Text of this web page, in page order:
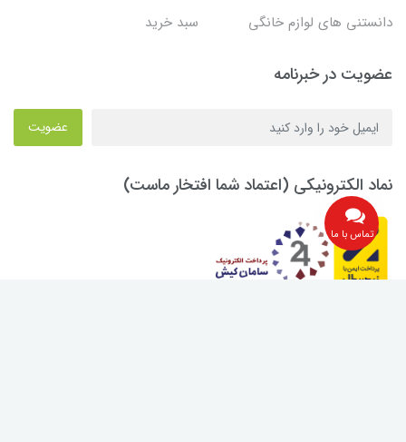
دانستنی های لوازم خانگی
سبد خرید
عضویت در خبرنامه
عضویت
نماد الکترونیکی (اعتماد شما افتخار ماست)
تماس با ما